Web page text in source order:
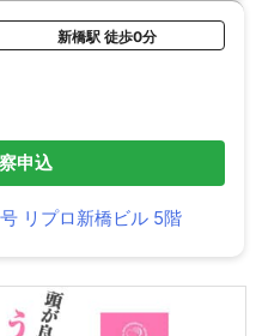
新橋駅 徒歩0分
申込
リプロ新橋ビル 5階